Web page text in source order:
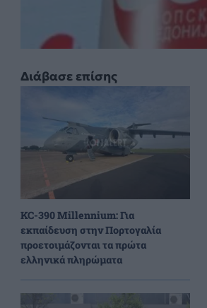
Διάβασε επίσης
KC-390 Millennium: Για
εκπαίδευση στην Πορτογαλία
προετοιμάζονται τα πρώτα
ελληνικά πληρώματα